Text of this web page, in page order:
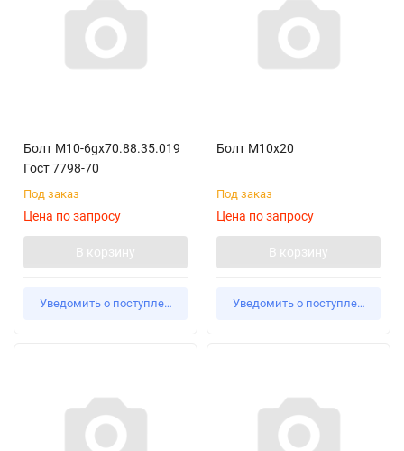
Болт М10-6gx70.88.35.019
Гост 7798-70
Под заказ
Цена по запросу
В корзину
Уведомить о поступлении
Болт М10х20
Под заказ
Цена по запросу
В корзину
Уведомить о поступлении